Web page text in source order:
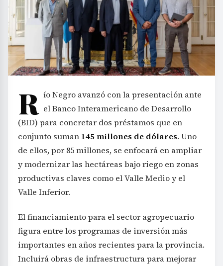
R ío Negro avanzó con la presentación ante
el Banco Interamericano de Desarrollo
(BID) para concretar dos préstamos que en
conjunto suman 145 millones de dólares. Uno
de ellos, por 85 millones, se enfocará en ampliar
y modernizar las hectáreas bajo riego en zonas
productivas claves como el Valle Medio y el
Valle Inferior.
El financiamiento para el sector agropecuario
figura entre los programas de inversión más
importantes en años recientes para la provincia.
Incluirá obras de infraestructura para mejorar